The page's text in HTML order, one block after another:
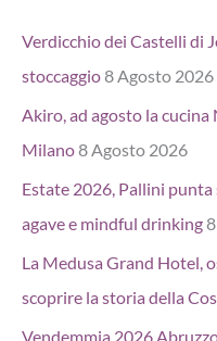
Verdicchio dei Castelli di
stoccaggio8 Agosto 2026
Akiro, ad agosto la
Milano8 Agosto 2026
Estate 2026, Pallini
agave e mindful drinking
La Medusa Grand Hotel,
scoprire la storia della
Vendemmia 2026